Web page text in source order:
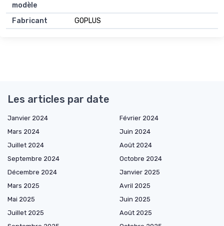
modèle
Fabricant GOPLUS
Les articles par date
Janvier 2024
Février 2024
Mars 2024
Juin 2024
Juillet 2024
Août 2024
Septembre 2024
Octobre 2024
Décembre 2024
Janvier 2025
Mars 2025
Avril 2025
Mai 2025
Juin 2025
Juillet 2025
Août 2025